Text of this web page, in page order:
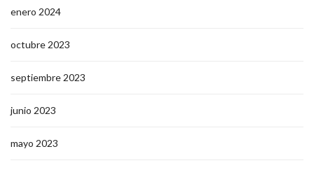
enero 2024
octubre 2023
septiembre 2023
junio 2023
mayo 2023